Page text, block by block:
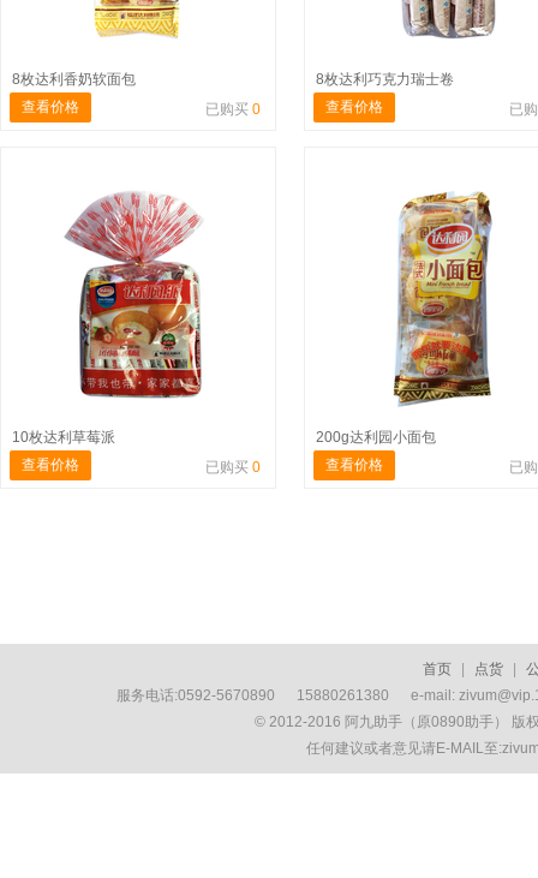
8枚达利香奶软面包
查看价格
已购买 0
8枚达利巧克力瑞士卷
查看价格
已
10枚达利草莓派
查看价格
已购买 0
200g达利园小面包
查看价格
已
首页 点货
服务电话:0592-5670890 15880261380 e-mail:
© 2012-2016 阿九助手（原0890助手） 版
任何建议或者意见请E-MAIL至